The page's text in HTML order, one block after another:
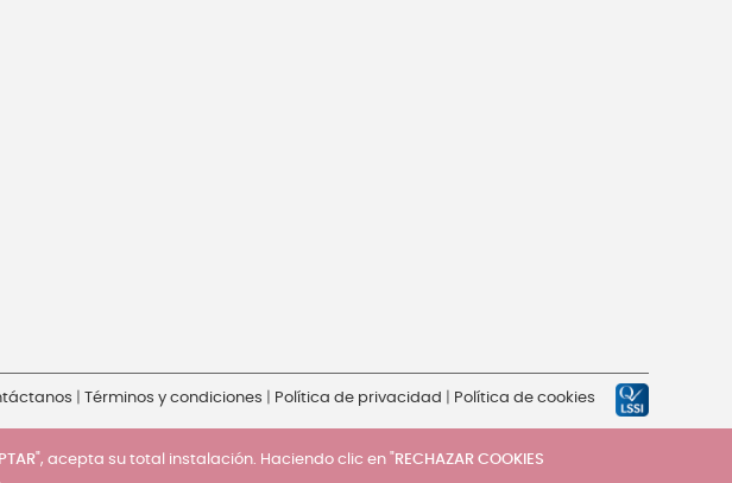
Términos y condiciones Política de privacidad Política de cookies
", acepta su total instalación. Haciendo clic en "RECHAZAR COOKIES